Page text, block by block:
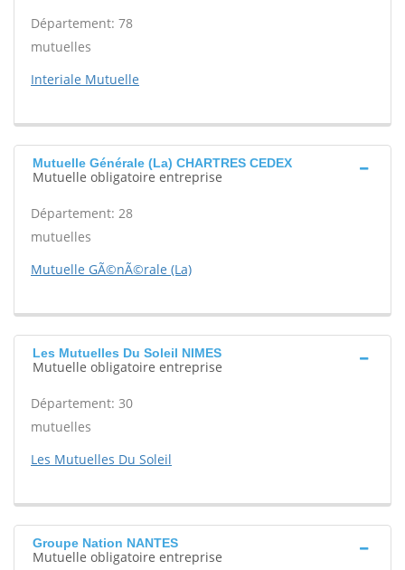
Département: 78
mutuelles
Interiale Mutuelle
Mutuelle Générale (La) CHARTRES CEDEX
Mutuelle obligatoire entreprise
Département: 28
mutuelles
Mutuelle GÃ©nÃ©rale (La)
Les Mutuelles Du Soleil NIMES
Mutuelle obligatoire entreprise
Département: 30
mutuelles
Les Mutuelles Du Soleil
Groupe Nation NANTES
Mutuelle obligatoire entreprise